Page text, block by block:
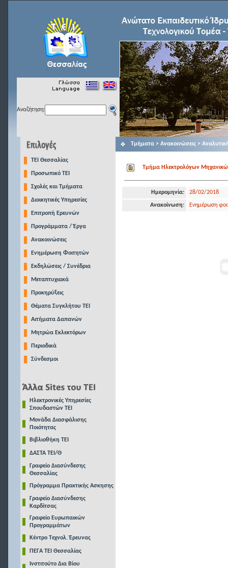
Αναζήτηση:
TEI Θεσσαλίας
Προσωπικό ΤΕΙ
Σχολές και Τμήματα
Διοικητικές Υπηρεσίες
Επιτροπή Ερευνών
Προγράμματα / Έργα
Ανακοινώσεις
Ενημέρωση Φοιτητών
Εκδηλώσεις / Συνέδρια
Μεταπτυχιακά
Προκηρύξεις
Θέματα Συγκλήτου ΤΕΙ
Αιτήματα Δαπανών
Μητρώα Εκλεκτόρων
Περιοδικά
Σύνδεσμοι
Ηλεκτρονικές Υπηρεσίες
Σπουδαστών ΤΕΙ
Μονάδα Διασφάλισης
Ποιότητας
Βιβλιοθήκη ΤΕΙ
ΔΑΣΤΑ ΤΕΙ/Θ
Γραφείο Διασύνδεσης
Θεσσαλίας
Πρόγραμμα Πρακτικής Ασκησης
Γραφείο Διασύνδεσης
Καρδίτσας
Γραφείο Ευρωπαικών
Προγραμμάτων
Κέντρο Τεχνολ. Έρευνας
ΠΕΓΑ ΤΕΙ Θεσσαλίας
Ινστιτούτο Δια Βίου
Τμήματα > Ανακοινώσεις >
Τμήμα Ηλεκτρολόγων Μηχανικών
Ημερομηνία: 28/02/2018
Ανακοίνωση: Eνημέρωση